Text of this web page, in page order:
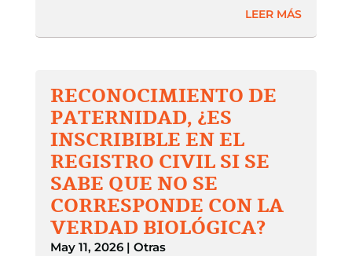
LEER MÁS
RECONOCIMIENTO DE
PATERNIDAD, ¿ES
INSCRIBIBLE EN EL
REGISTRO CIVIL SI SE
SABE QUE NO SE
CORRESPONDE CON LA
VERDAD BIOLÓGICA?
May 11, 2026| Otras